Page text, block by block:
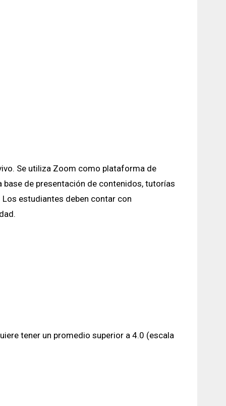
Se utiliza Zoom como plataforma de
de presentación de contenidos, tutorías
estudiantes deben contar con
tener un promedio superior a 4.0 (escala